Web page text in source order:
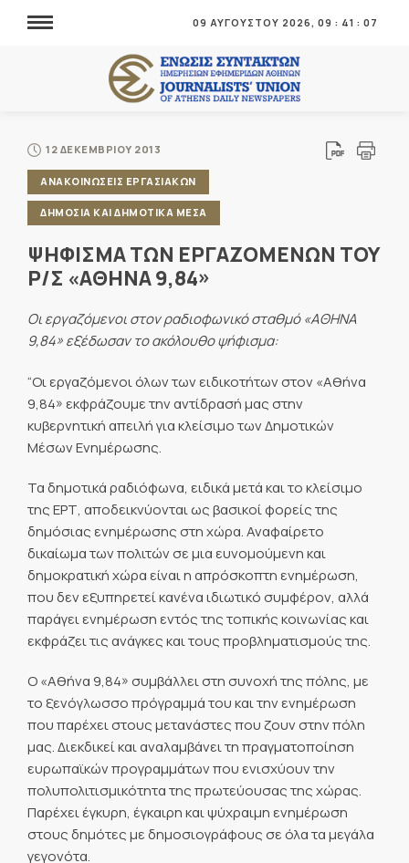
09 ΑΥΓΟΥΣΤΟΥ 2026, 09 : 41 : 07
12 ΔΕΚΕΜΒΡΙΟΥ 2013
ΑΝΑΚΟΙΝΩΣΕΙΣ ΕΡΓΑΣΙΑΚΩΝ
ΔΗΜΟΣΙΑ ΚΑΙ ΔΗΜΟΤΙΚΑ ΜΕΣΑ
ΨΗΦΙΣΜΑ ΤΩΝ ΕΡΓΑΖΟΜΕΝΩΝ ΤΟΥ
Ρ/Σ «ΑΘΗΝΑ 9,84»
Οι εργαζόμενοι στον ραδιοφωνικό σταθμό «ΑΘΗΝΑ
9,84» εξέδωσαν το ακόλουθο ψήφισμα:
“Οι εργαζόμενοι όλων των ειδικοτήτων στον «Αθήνα
9,84» εκφράζουμε την αντίδρασή μας στην
κυβερνητική απειλή για κλείσιμο των Δημοτικών
Μέσων Ενημέρωσης.
Τα δημοτικά ραδιόφωνα, ειδικά μετά και το κλείσιμο
της ΕΡΤ, αποδεικνύονται ως βασικοί φορείς της
δημόσιας ενημέρωσης στη χώρα. Αναφαίρετο
δικαίωμα των πολιτών σε μια ευνομούμενη και
δημοκρατική χώρα είναι η απρόσκοπτη ενημέρωση,
που δεν εξυπηρετεί κανένα ιδιωτικό συμφέρον, αλλά
παράγει ενημέρωση εντός της τοπικής κοινωνίας και
εκφράζει τις ανάγκες και τους προβληματισμούς της.
Ο «Αθήνα 9,84» συμβάλλει στη συνοχή της πόλης, με
το ξενόγλωσσο πρόγραμμά του και την ενημέρωση
που παρέχει στους μετανάστες που ζουν στην πόλη
μας. Διεκδικεί και αναλαμβάνει τη πραγματοποίηση
ευρωπαϊκών προγραμμάτων που ενισχύουν την
πολυπολιτισμικότητα της πρωτεύουσας της χώρας.
Παρέχει έγκυρη, έγκαιρη και ψύχραιμη ενημέρωση
στους δημότες με δημοσιογράφους σε όλα τα μεγάλα
γεγονότα.